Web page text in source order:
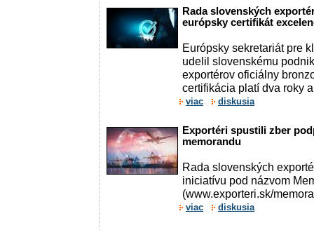
Rada slovenských
európsky certifikát
Európsky sekretariát pre
udelil slovenskému
exportérov oficiálny
certifikácia platí dva roky
viac diskusia
Exportéri spustili zber
memorandu
Rada slovenských
iniciatívu pod názvom
(www.exporteri.sk/
viac diskusia